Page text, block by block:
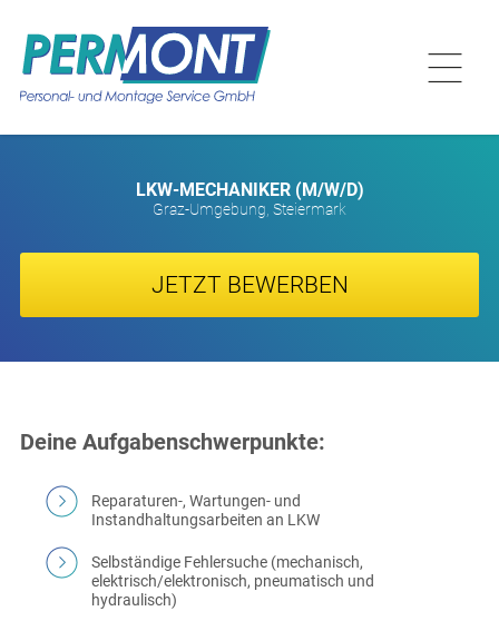
LKW-MECHANIKER (M/W/D)
Graz-Umgebung, Steiermark
JETZT BEWERBEN
Deine Aufgabenschwerpunkte:
Reparaturen-, Wartungen- und
Instandhaltungsarbeiten an LKW
Selbständige Fehlersuche (mechanisch,
elektrisch/elektronisch, pneumatisch und
hydraulisch)